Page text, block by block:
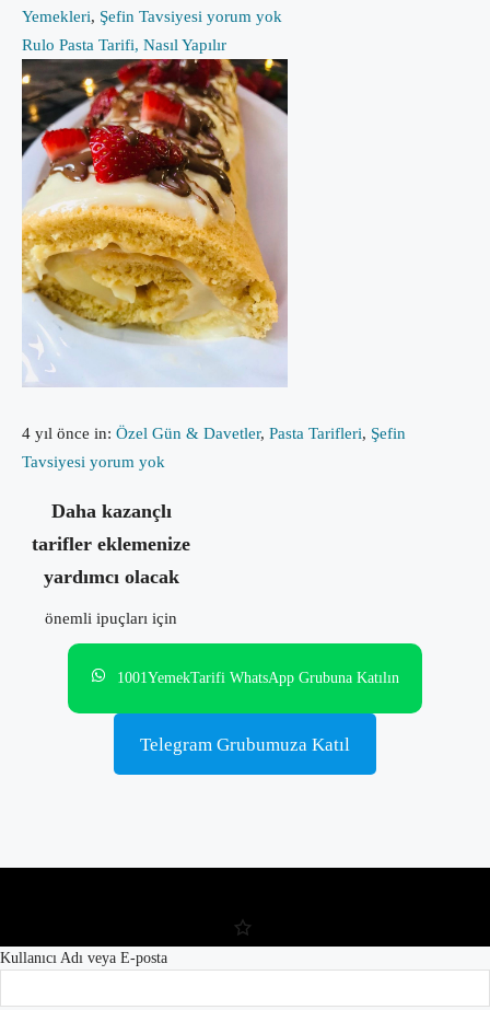
Yemekleri, Şefin Tavsiyesi yorum yok
Rulo Pasta Tarifi, Nasıl Yapılır
4 yıl önce in: Özel Gün & Davetler, Pasta Tarifleri, Şefin
Tavsiyesi yorum yok
Daha kazançlı
tarifler eklemenize
yardımcı olacak
önemli ipuçları için
1001YemekTarifi WhatsApp Grubuna Katılın
Telegram Grubumuza Katıl
Kullanıcı Adı veya E-posta